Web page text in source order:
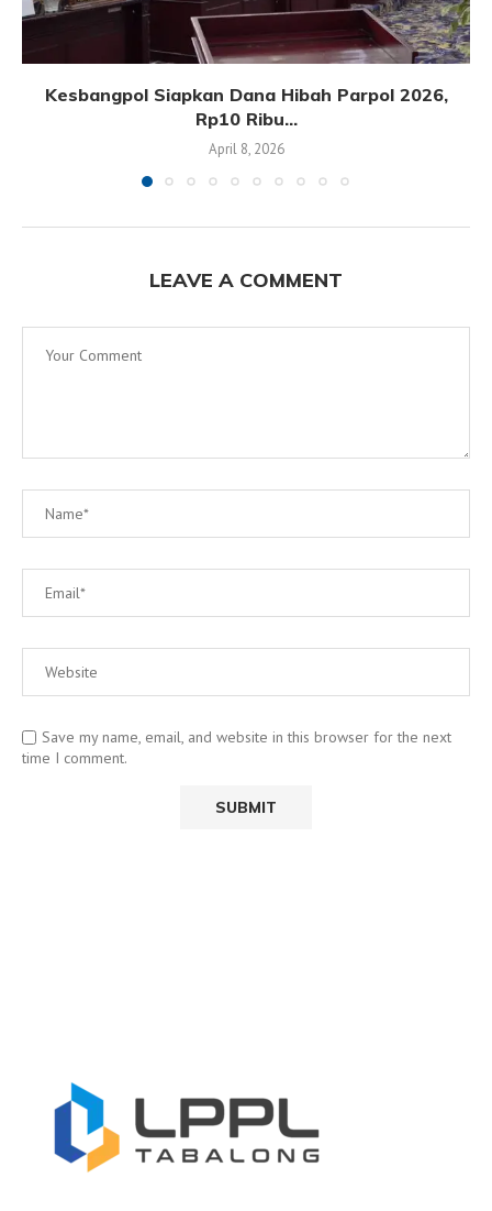
Kesbangpol Siapkan Dana Hibah Parpol 2026,
Rp10 Ribu...
April 8, 2026
LEAVE A COMMENT
Save my name, email, and website in this browser for the next
time I comment.